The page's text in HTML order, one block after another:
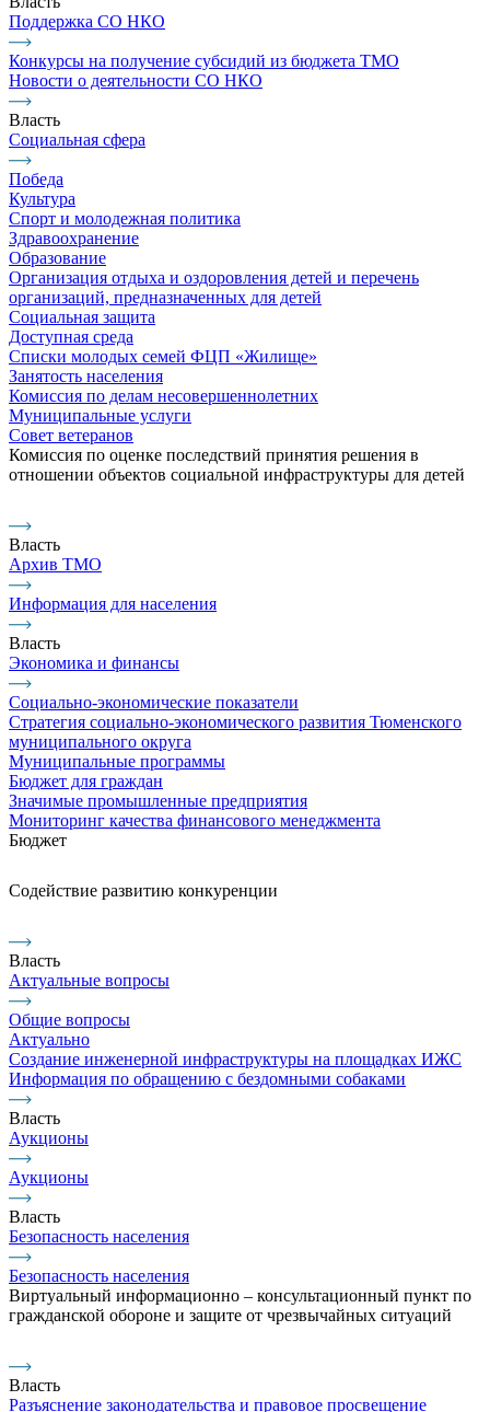
Поддержка СО НКО
Конкурсы на получение субсидий из бюджета ТМО
Новости о деятельности СО НКО
Власть
Социальная сфера
Победа
Культура
Спорт и молодежная политика
Здравоохранение
Образование
Организация отдыха и оздоровления детей и перечень
организаций, предназначенных для детей
Социальная защита
Доступная среда
Списки молодых семей ФЦП «Жилище»
Занятость населения
Комиссия по делам несовершеннолетних
Муниципальные услуги
Совет ветеранов
Комиссия по оценке последствий принятия решения в
отношении объектов социальной инфраструктуры для детей
Власть
Архив ТМО
Информация для населения
Власть
Экономика и финансы
Социально-экономические показатели
Стратегия социально-экономического развития Тюменского
муниципального округа
Муниципальные программы
Бюджет для граждан
Значимые промышленные предприятия
Мониторинг качества финансового менеджмента
Бюджет
Содействие развитию конкуренции
Власть
Актуальные вопросы
Общие вопросы
Актуально
Создание инженерной инфраструктуры на площадках ИЖС
Информация по обращению с бездомными собаками
Власть
Аукционы
Аукционы
Власть
Безопасность населения
Безопасность населения
Виртуальный информационно – консультационный пункт по
гражданской обороне и защите от чрезвычайных ситуаций
Власть
Разъяснение законодательства и правовое просвещение